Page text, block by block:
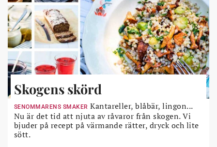
Skogens skörd
SENOMMARENS SMAKER Kantareller, blåbär, lingon...
Nu är det tid att njuta av råvaror från skogen. Vi
bjuder på recept på värmande rätter, dryck och lite
sött.